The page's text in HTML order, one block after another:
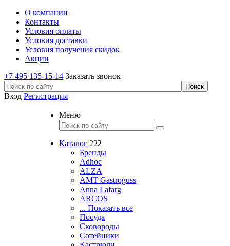
О компании
Контакты
Условия оплаты
Условия доставки
Условия получения скидок
Акции
+7 495 135-15-14 Заказать звонок
Вход Регистрация
Меню
Каталог 222
Бренды
Adhoc
ALZA
AMT Gastroguss
Anna Lafarg
ARCOS
... Показать все
Посуда
Сковороды
Сотейники